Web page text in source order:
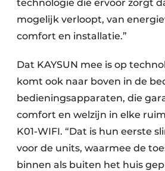
technologie die ervoor zorgt
mogelijk verloopt, van
comfort en installatie.”
Dat KAYSUN mee is op
komt ook naar boven in de
bedieningsapparaten, die
comfort en welzijn in elke
K01-WIFI. “Dat is hun eerste
voor de units, waarmee de
binnen als buiten het huis